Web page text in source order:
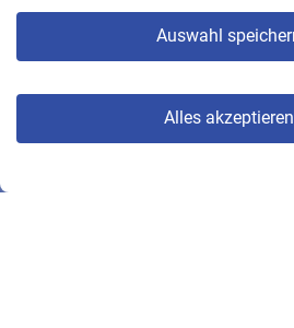
Auswahl
Alles akzeptieren
© VBL 2026